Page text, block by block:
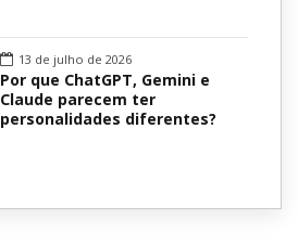
13 de julho de 2026
Por que ChatGPT, Gemini e
Claude parecem ter
personalidades diferentes?